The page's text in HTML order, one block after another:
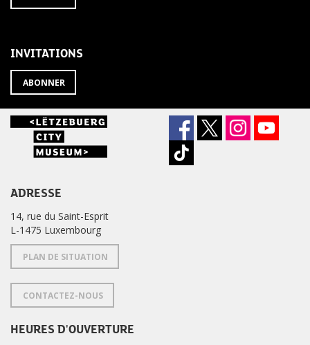
À
INVITATIONS
ABONNER
ADRESSE
14, rue du Saint-Esprit
L-1475 Luxembourg
PLAN DE SITUATION
CONTACTEZ-NOUS
HEURES D'OUVERTURE